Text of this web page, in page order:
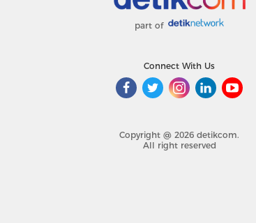
part of
Connect With Us
Copyright @ 2026 detikcom.
All right reserved